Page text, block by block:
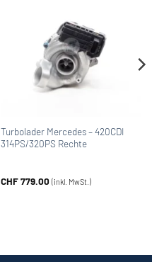
Turbolader Mercedes – 420CDI
314PS/320PS Rechte
CHF779.00 (inkl. MwSt.)